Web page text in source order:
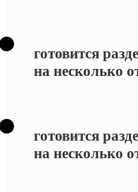
готовится
на несколько
готовится
на несколько